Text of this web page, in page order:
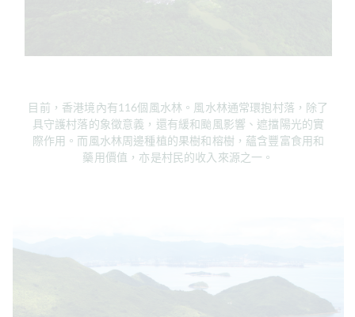
目前，香港境內有116個風水林。風水林通常環抱村落，除了
具守護村落的象徵意義，還有緩和颱風影響、遮擋陽光的實
際作用。而風水林周邊種植的果樹和榕樹，蘊含豐富食用和
藥用價值，亦是村民的收入來源之一。